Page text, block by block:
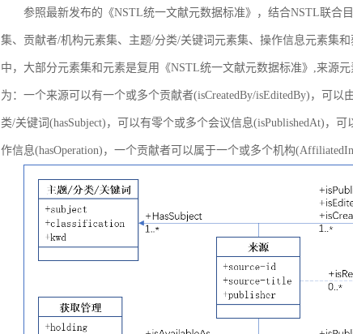
参照最新发布的《NSTL统一文献元数据标准》，结合NSTL联合
集、贡献者/机构元素集、主题/分类/关键词元素集、操作信息元素集
中，大部分元素集和元素是复用《NSTL统一文献元数据标准》,来源
为：一个来源可以有一个或多个贡献者(isCreatedBy/isEditedBy)，可
类/关键词(hasSubject)，可以有零个或多个会议信息(isPublishedAt)，
作信息(hasOperation)，一个贡献者可以属于一个或多个机构